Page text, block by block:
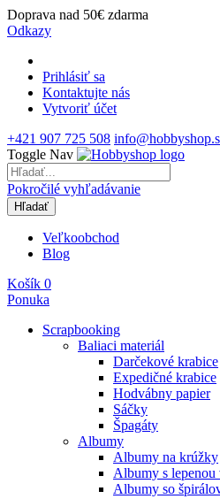
Doprava nad 50€ zdarma
Odkazy
Prihlásiť sa
Kontaktujte nás
Vytvoriť účet
+421 907 725 508
Toggle Nav
Pokročilé vyhľadávanie
Hľadať
Veľkoobchod
Blog
Košík 0
Ponuka
Scrapbooking
Baliaci materiál
Darčekové krabice
Expedičné krabice
Hodvábny papier
Sáčky
Špagáty
Albumy
Albumy na krúžky
Albumy s lepenou
Albumy so